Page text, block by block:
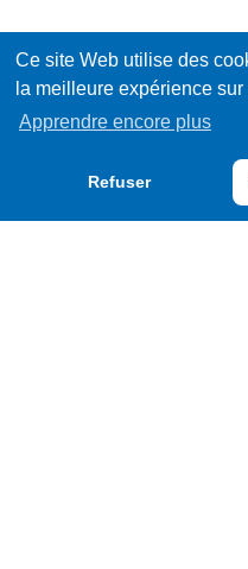
Ce site Web utilise des
la meilleure expérience
Apprendre encore plus
Refuser